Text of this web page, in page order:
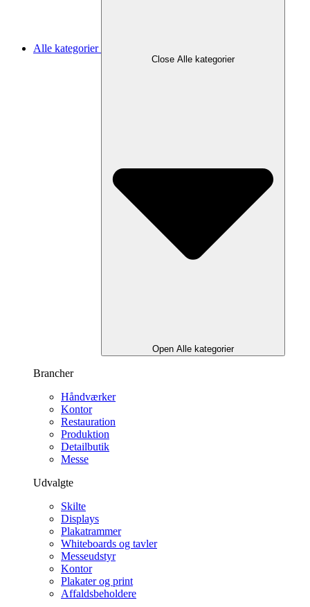
Alle kategorier
Close Alle kategorier
Open Alle kategorier
Brancher
Håndværker
Kontor
Restauration
Produktion
Detailbutik
Messe
Udvalgte
Skilte
Displays
Plakatrammer
Whiteboards og tavler
Messeudstyr
Kontor
Plakater og print
Affaldsbeholdere